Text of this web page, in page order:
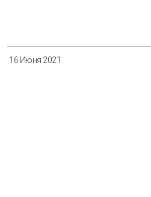
16 Июня 2021